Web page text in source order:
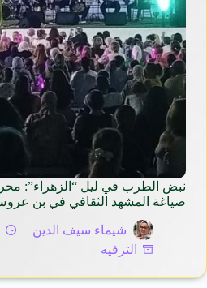
نبض الطرب في ليل “الزهراء”:
صياغة المشهد الثقافي في بن
شيماء سيف الدين
الترفيه